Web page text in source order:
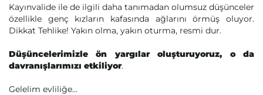
Kayınvalide ile de ilgili daha tanımadan olumsuz düşünceler
özellikle genç kızların kafasında ağlarını örmüş oluyor.
Dikkat Tehlike! Yakın olma, yakın oturma, resmi dur.
Düşüncelerimizle ön yargılar oluşturuyoruz, o da
davranışlarımızı etkiliyor.
Gelelim evliliğe...